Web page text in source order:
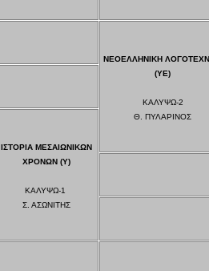
ΝΕΟΕΛΛΗΝΙΚΗ
(ΥΕ)
ΚΑΛΥΨΩ-2
Θ. ΠΥΛΑΡΙΝΟΣ
ΙΣΤΟΡΙΑ ΜΕΣΑΙΩΝΙΚΩΝ
ΧΡΟΝΩΝ (Υ)
ΚΑΛΥΨΩ-1
Σ. ΑΣΩΝΙΤΗΣ